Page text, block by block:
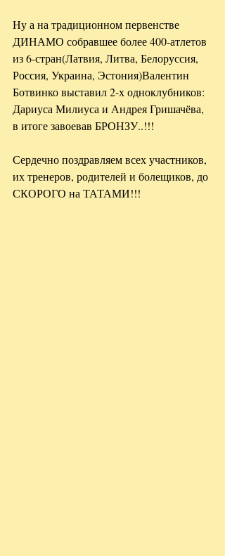
Ну а на традиционном первенстве
ДИНАМО собравшее более 400-атлетов
из 6-стран(Латвия, Литва, Белоруссия,
Россия, Украина, Эстония)Валентин
Ботвинко выставил 2-х одноклубников:
Дариуса Милиуса и Андрея Гришачёва,
в итоге завоевав БРОНЗУ..!!!
Сердечно поздравляем всех участников,
их тренеров, родителей и болещиков, до
СКОРОГО на ТАТАМИ!!!